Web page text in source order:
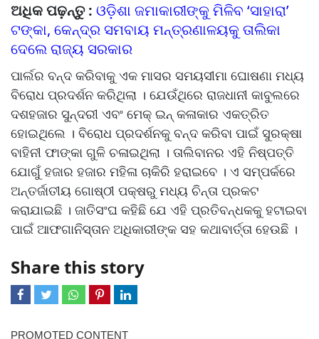
ଅଧିକ ପଢ଼ନ୍ତୁ : ଓଡ଼ିଶା ଜମାକାରୀଙ୍କୁ ମିଳିବ ‘ସାହାରା’
ଟଙ୍କା, କେନ୍ଦ୍ର ସମବାୟ ମନ୍ତ୍ରଣାଳୟକୁ ତାଲିକା
ଦେଲେ ରାଜ୍ୟ ସରକାର
ପାର୍ଲର ବନ୍ଦ କରିବାକୁ ଏକ ମାସର ସମୟସୀମା ଘୋଷଣା ମଧ୍ୟ
ବିରୋଧ ପ୍ରଦର୍ଶନ କରିଥିଲା । ଯେଉଁଥିରେ ରାଜଧାନୀ କାବୁଲରେ
ଦଶହଜାର ସୁନ୍ଦରୀ ଏବଂ ମେକ୍ ଇନ୍ କଳାକାର ଏକତ୍ରିତ
ହୋଇଥିଲେ । ବିରୋଧ ପ୍ରଦର୍ଶନକୁ ବନ୍ଦ କରିବା ପାଇଁ ସୁରକ୍ଷା
ବାହିନୀ ଫାଙ୍କା ଗୁଳି ଚଳାଇଥିଲା । ତାଲିବାନର ଏହି ନିଷ୍ପତ୍ତି
ଯୋଗୁଁ ହଜାର ହଜାର ମହିଳା ଚାକିରି ହରାଇବେ । ଏ ସମ୍ପର୍କରେ
ଅନ୍ତର୍ଜାତୀୟ ଗୋଷ୍ଠୀ ପକ୍ଷରୁ ମଧ୍ୟ ଚିନ୍ତା ପ୍ରକଟ
କରାଯାଇଛି । ଜାତିସଂଘ କହିଛି ଯେ ଏହି ପ୍ରତିବନ୍ଧକକୁ ହଟାଇବା
ପାଇଁ ଆଫଗାନିସ୍ତାନ ଅଧିକାରୀଙ୍କ ସହ କଥାବାର୍ତ୍ତା ହେଉଛି ।
Share this story